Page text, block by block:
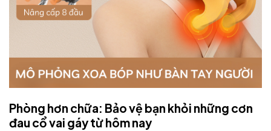
Phòng hơn chữa: Bảo vệ bạn khỏi những cơn
đau cổ vai gáy từ hôm nay